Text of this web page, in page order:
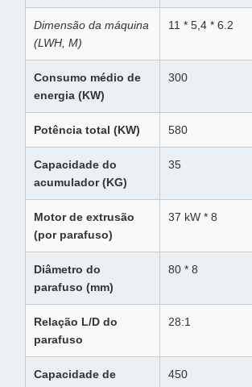
Dimensão da máquina
(LWH, M)
11 * 5,4 * 6.2
Consumo médio de
energia (KW)
300
Potência total (KW) 580
Capacidade do
acumulador (KG)
35
Motor de extrusão
(por parafuso)
37 kW * 8
Diâmetro do
parafuso (mm)
80 * 8
Relação L/D do
parafuso
28:1
Capacidade de
450